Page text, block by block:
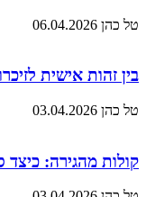
טל כהן 06.04.2026
בין זהות אישית
טל כהן 03.04.2026
קולות מהגירה: כיצד